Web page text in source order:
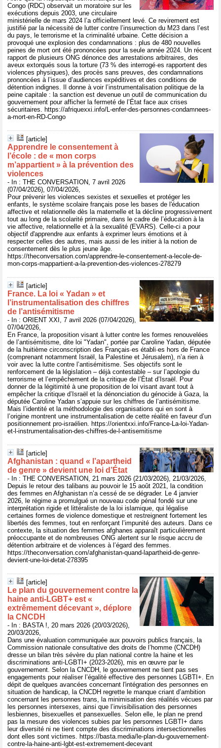
Congo (RDC) observait un moratoire sur les
exécutions depuis 2003, une circulaire
ministérielle de mars 2024 l’a officiellement levé. Ce revirement est
justifié par la nécessité de lutter contre l’insurrection du M23 dans l’est
du pays, le terrorisme et la criminalité urbaine. Cette décision a
provoqué une explosion des condamnations : plus de 480 nouvelles
peines de mort ont été prononcées pour la seule année 2024. Un récent
rapport de plusieurs ONG dénonce des arrestations arbitraires, des
aveux extorqués sous la torture (73 % des interrogé·es rapportent des
violences physiques), des procès sans preuves, des condamnations
prononcées à l’issue d’audiences expéditives et des conditions de
détention indignes. Il donne à voir l’instrumentalisation politique de la
peine capitale : la sanction est devenue un outil de communication du
gouvernement pour afficher la fermeté de l’État face aux crises
sécuritaires. https://afriquexxi.info/L-enfer-des-personnes-condamnees-
a-mort-en-RD-Congo
[article]
Apprendre le consentement à
l’école : de « mon corps
m’appartient » à la prévention des
violences
- In : THE CONVERSATION, 7 avril 2026
(07/04/2026), 07/04/2026,
Pour prévenir les violences sexistes et sexuelles et protéger les
enfants, le système scolaire français pose les bases de l'éducation
affective et relationnelle dès la maternelle et la décline progressivement
tout au long de la scolarité primaire, dans le cadre de l’éducation à la
vie affective, relationnelle et à la sexualité (EVARS). Celle-ci a pour
objectif d'apprendre aux enfants à exprimer leurs émotions et à
respecter celles des autres, mais aussi de les initier à la notion de
consentement dès le plus jeune âge.
https://theconversation.com/apprendre-le-consentement-a-lecole-de-
mon-corps-mappartient-a-la-prevention-des-violences-278279
[article]
France. La loi « Yadan » et
l’instrumentalisation des chiffres
de l’antisémitisme
- In : ORIENT XXI, 7 avril 2026 (07/04/2026),
07/04/2026,
En France, la proposition visant à lutter contre les formes renouvelées
de l’antisémitisme, dite loi "Yadan", portée par Caroline Yadan, députée
de la huitième circonscription des Français·es établi·es hors de France
(comprenant notamment Israël, la Palestine et Jérusalem), n’a rien à
voir avec la lutte contre l’antisémitisme. Ses objectifs sont le
renforcement de la législation – déjà contestable – sur l’apologie du
terrorisme et l’empêchement de la critique de l’État d’Israël. Pour
donner de la légitimité à une proposition de loi visant avant tout à
empêcher la critique d’Israël et la dénonciation du génocide à Gaza, la
députée Caroline Yadan s’appuie sur les chiffres de l’antisémitisme.
Mais l’identité et la méthodologie des organisations qui en sont à
l’origine montrent une instrumentalisation de cette réalité en faveur d’un
positionnement pro-israélien. https://orientxxi.info/France-La-loi-Yadan-
et-l-instrumentalisation-des-chiffres-de-l-antisemitisme
[article]
Afghanistan : quand « l’apartheid
de genre » devient une loi d’État
- In : THE CONVERSATION, 21 mars 2026 (21/03/2026), 21/03/2026,
Depuis le retour des talibans au pouvoir le 15 août 2021, la condition
des femmes en Afghanistan n’a cessé de se dégrader. Le 4 janvier
2026, le régime a promulgué un nouveau code pénal fondé sur une
interprétation rigide et littéraliste de la loi islamique, qui légalise
certaines formes de violence domestique et restreignent fortement les
libertés des femmes, tout en renforçant l’impunité des auteurs. Dans ce
contexte, la situation des femmes afghanes apparaît particulièrement
préoccupante et de nombreuses ONG alertent sur le risque accru de
détention arbitraire et de violences à l’égard des femmes.
https://theconversation.com/afghanistan-quand-lapartheid-de-genre-
devient-une-loi-detat-278395
[article]
Le plan du gouvernement contre la
haine anti-LGBT+ est «
extrêmement décevant », déplore
la CNCDH
- In : BASTA !, 20 mars 2026 (20/03/2026),
20/03/2026,
Dans une évaluation communiquée aux pouvoirs publics français, la
Commission nationale consultative des droits de l’homme (CNCDH)
dresse un bilan très sévère du plan national contre la haine et les
discriminations anti-LGBTI+ (2023-2026), mis en œuvre par le
gouvernement. Selon la CNCDH, le gouvernement ne tient pas ses
engagements pour réaliser l’égalité effective des personnes LGBTI+. En
dépit de quelques avancées concernant l'intégration des personnes en
situation de handicap, la CNCDH regrette le manque criant d’ambition
concernant les personnes trans, la minimisation des réalités vécues par
les personnes intersexes, ainsi que l’invisibilisation des personnes
lesbiennes, bisexuelles et pansexuelles. Selon elle, le plan ne prend
pas la mesure des violences subies par les personnes LGBTI+ dans
leur diversité ni ne tient compte des discriminations intersectionnelles
dont elles sont victimes. https://basta.media/le-plan-du-gouvernement-
contre-la-haine-anti-lgbt-est-extremement-decevant